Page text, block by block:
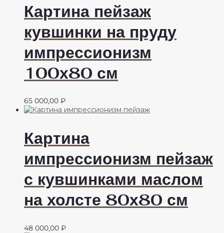
Картина пейзаж
кувшинки на пруду
импрессионизм
100х80 см
65 000,00 ₽
Картина
импрессионизм пейзаж
с кувшинками маслом
на холсте 80х80 см
48 000,00 ₽